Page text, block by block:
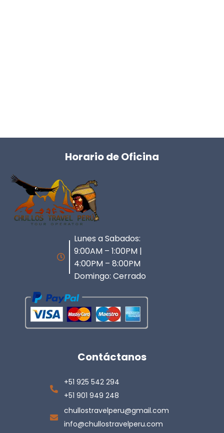
Horario de Oficina
Lunes a Sabados:
9:00AM – 1:00PM |
4:00PM – 8:00PM
Domingo: Cerrado
Contáctanos
+51 925 542 294
+51 901 949 248
chullostravelperu@gmail.com
info@chullostravelperu.com